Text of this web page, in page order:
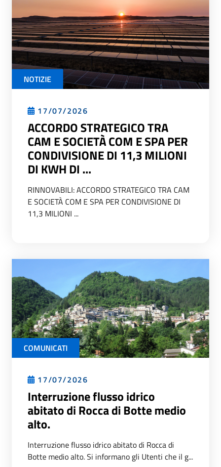
NOTIZIE
17/07/2026
ACCORDO STRATEGICO TRA
CAM E SOCIETÀ COM E SPA PER
CONDIVISIONE DI 11,3 MILIONI
DI KWH DI ...
RINNOVABILI: ACCORDO STRATEGICO TRA CAM
E SOCIETÀ COM E SPA PER CONDIVISIONE DI
11,3 MILIONI ...
COMUNICATI
17/07/2026
Interruzione flusso idrico
abitato di Rocca di Botte medio
alto.
Interruzione flusso idrico abitato di Rocca di
Botte medio alto. Si informano gli Utenti che il g...